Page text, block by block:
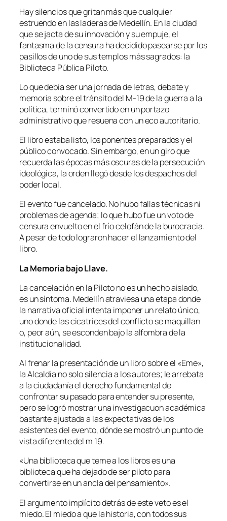
Hay silencios que gritan más que cualquier
estruendo en las laderas de Medellín. En la ciudad
que se jacta de su innovación y su empuje, el
fantasma de la censura ha decidido pasearse por los
pasillos de uno de sus templos más sagrados: la
Biblioteca Pública Piloto.
Lo que debía ser una jornada de letras, debate y
memoria sobre el tránsito del M-19 de la guerra a la
política, terminó convertido en un portazo
administrativo que resuena con un eco autoritario.
El libro estaba listo, los ponentes preparados y el
público convocado. Sin embargo, en un giro que
recuerda las épocas más oscuras de la persecución
ideológica, la orden llegó desde los despachos del
poder local.
El evento fue cancelado. No hubo fallas técnicas ni
problemas de agenda; lo que hubo fue un voto de
censura envuelto en el frío celofán de la burocracia.
A pesar de todo lograron hacer el lanzamiento del
libro.
La Memoria bajo Llave.
La cancelación en la Piloto no es un hecho aislado,
es un síntoma. Medellín atraviesa una etapa donde
la narrativa oficial intenta imponer un relato único,
uno donde las cicatrices del conflicto se maquillan
o, peor aún, se esconden bajo la alfombra de la
institucionalidad.
Al frenar la presentación de un libro sobre el «Eme»,
la Alcaldía no solo silencia a los autores; le arrebata
a la ciudadanía el derecho fundamental de
confrontar su pasado para entender su presente,
pero se logró mostrar una investigacuon académica
bastante ajustada a las expectativas de los
asistentes del evento, dónde se mostró un punto de
vista diferente del m 19.
«Una biblioteca que teme a los libros es una
biblioteca que ha dejado de ser piloto para
convertirse en un ancla del pensamiento».
El argumento implícito detrás de este veto es el
miedo. El miedo a que la historia, con todos sus